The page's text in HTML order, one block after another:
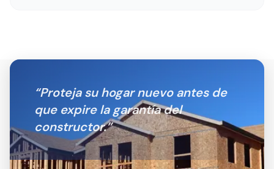
“Proteja su hogar nuevo antes de
que expire la garantía del
constructor.”